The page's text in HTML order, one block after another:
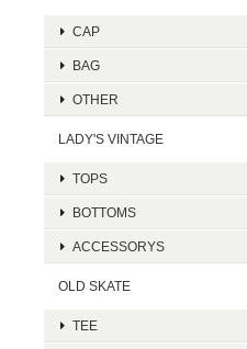
CAP
BAG
OTHER
LADY'S VINTAGE
TOPS
BOTTOMS
ACCESSORYS
OLD SKATE
TEE